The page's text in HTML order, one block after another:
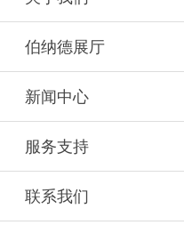
伯纳德展厅
新闻中心
服务支持
联系我们